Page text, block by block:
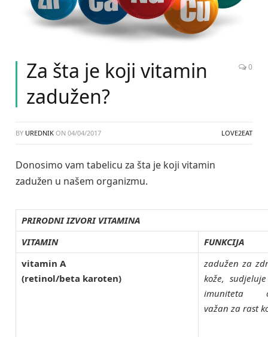
Za šta je koji vitamin
zadužen?
0
BY UREDNIK ON 04/04/2017 LOVE2EAT
Donosimo vam tabelicu za šta je koji vitamin
zadužen u našem organizmu.
PRIRODNI IZVORI VITAMINA
VITAMIN
FUNKCIJA
vitamin A
(retinol/beta karoten)
zadužen za
kože,
imuniteta
važan za rast